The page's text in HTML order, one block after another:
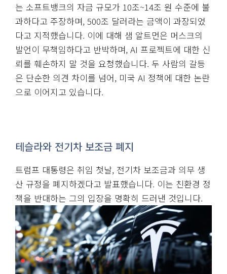
는 소프트뱅크의 자금 규모가 10조~14조 원 수준에 불
과하다고 주장하며, 500조 달러라는 금액이 과장되었
다고 지적했습니다. 이에 대해 샘 알트먼은 머스크의
발언이 무책임하다고 반박하며, AI 프로젝트에 대한 신
뢰를 훼손하지 말 것을 요청했습니다. 두 사람의 갈등
은 단순한 의견 차이를 넘어, 미국 AI 정책에 대한 논란
으로 이어지고 있습니다.
테슬라와 전기차 보조금 폐지
트럼프 대통령은 취임 첫날, 전기차 보조금과 의무 생
산 규정을 폐지하겠다고 발표했습니다. 이는 친환경 정
책을 반대하는 그의 입장을 명확히 드러낸 것입니다.